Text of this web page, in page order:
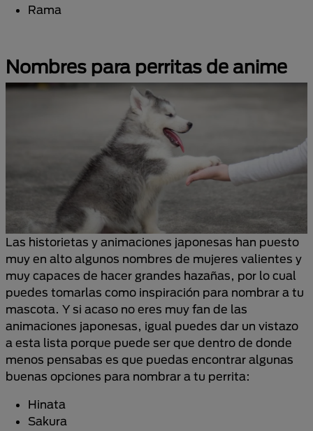
Rama
Nombres para perritas de anime
Las historietas y animaciones japonesas han puesto
muy en alto algunos nombres de mujeres valientes y
muy capaces de hacer grandes hazañas, por lo cual
puedes tomarlas como inspiración para nombrar a tu
mascota. Y si acaso no eres muy fan de las
animaciones japonesas, igual puedes dar un vistazo
a esta lista porque puede ser que dentro de donde
menos pensabas es que puedas encontrar algunas
buenas opciones para nombrar a tu perrita:
Hinata
Sakura